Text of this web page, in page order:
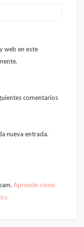
web en este
comentarios
nueva entrada.
Aprende cómo